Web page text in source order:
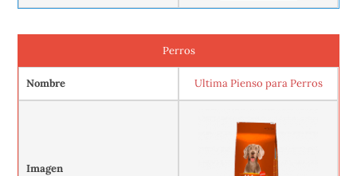
Perros
Nombre Ultima Pienso para Perros
Imagen